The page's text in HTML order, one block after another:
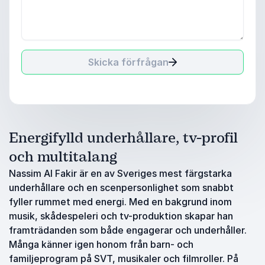
Skicka förfrågan
Energifylld underhållare, tv-profil
och multitalang
Nassim Al Fakir är en av Sveriges mest färgstarka
underhållare och en scenpersonlighet som snabbt
fyller rummet med energi. Med en bakgrund inom
musik, skådespeleri och tv-produktion skapar han
framträdanden som både engagerar och underhåller.
Många känner igen honom från barn- och
familjeprogram på SVT, musikaler och filmroller. På